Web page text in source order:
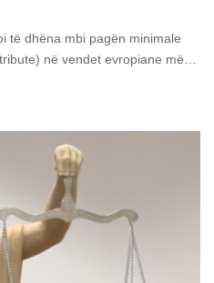
të dhëna mbi pagën minimale
në vendet evropiane më…